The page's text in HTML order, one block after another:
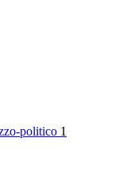
politico 1